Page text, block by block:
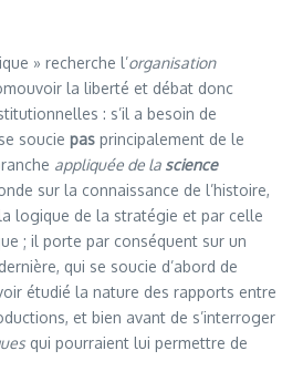
» recherche l’organisation
la liberté et débat donc
: s’il a besoin de
soucie pas principalement de le
appliquée de la science
sur la connaissance de l’histoire,
logique de la stratégie et par celle
; il porte par conséquent sur un
qui se soucie d’abord de
étudié la nature des rapports entre
et bien avant de s’interroger
qui pourraient lui permettre de